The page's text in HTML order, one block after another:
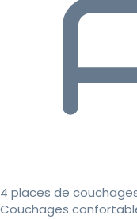
4 places de
Couchages